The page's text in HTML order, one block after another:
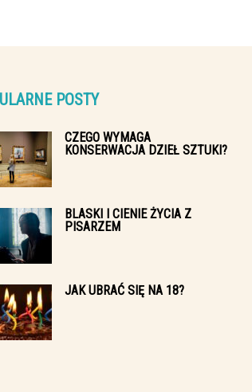
POSTY
CZEGO WYMAGA
KONSERWACJA DZIEŁ SZTUKI?
BLASKI I CIENIE ŻYCIA Z
PISARZEM
JAK UBRAĆ SIĘ NA 18?